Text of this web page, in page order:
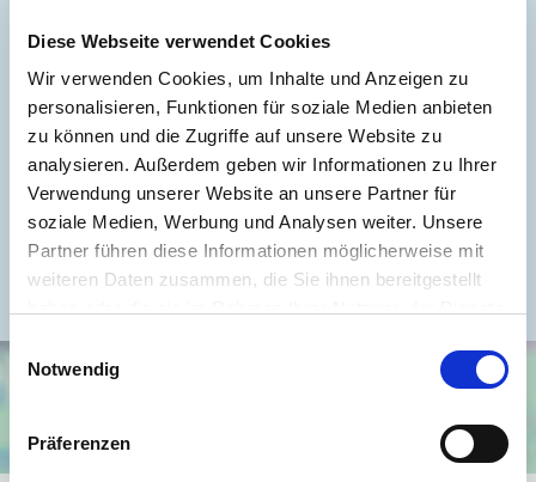
Diese Webseite verwendet Cookies
Wir verwenden Cookies, um Inhalte und Anzeigen zu
personalisieren, Funktionen für soziale Medien anbieten
zu können und die Zugriffe auf unsere Website zu
analysieren. Außerdem geben wir Informationen zu Ihrer
Verwendung unserer Website an unsere Partner für
soziale Medien, Werbung und Analysen weiter. Unsere
Partner führen diese Informationen möglicherweise mit
weiteren Daten zusammen, die Sie ihnen bereitgestellt
Einwilligungsauswahl
Notwendig
Präferenzen
Energieausweis Jahrgang
ab dem 1.5.2014
Energieausweis Werteklasse
D
Energieausweis Baujahr
1900
Energieausweis Gebäudeart
Wohngebäude
Befeuerung
Gas